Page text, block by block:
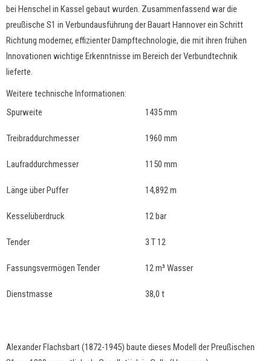
bei Henschel in Kassel gebaut wurden. Zusammenfassend war die
preußische S1 in Verbundausführung der Bauart Hannover ein Schritt
Richtung moderner, effizienter Dampftechnologie, die mit ihren frühen
Innovationen wichtige Erkenntnisse im Bereich der Verbundtechnik
lieferte.
Weitere technische Informationen:
Spurweite
1435 mm
Treibraddurchmesser 1960 mm
Laufraddurchmesser 1150 mm
Länge über Puffer 14,892 m
Kesselüberdruck 12 bar
Tender 3 T 12
Fassungsvermögen Tender 12 m³ Wasser
Dienstmasse 38,0 t
Alexander Flachsbart (1872-1945) baute dieses Modell der Preußischen